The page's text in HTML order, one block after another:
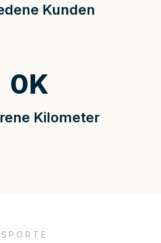
Kunden
Kilometer
0K